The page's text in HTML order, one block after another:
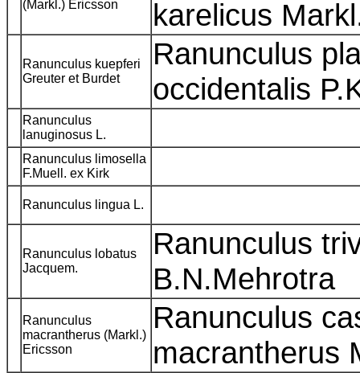
(Markl.) Ericsson karelicus
Ranunculus kuepferi
Greuter et Burdet
Ranunculus
occidentalis
Ranunculus
lanuginosus L.
Ranunculus limosella
F.Muell. ex Kirk
Ranunculus lingua L.
Ranunculus lobatus
Jacquem.
Ranunculus
B.N.Mehrotra
Ranunculus
macrantherus (Markl.)
Ericsson
Ranunculus
macrantherus